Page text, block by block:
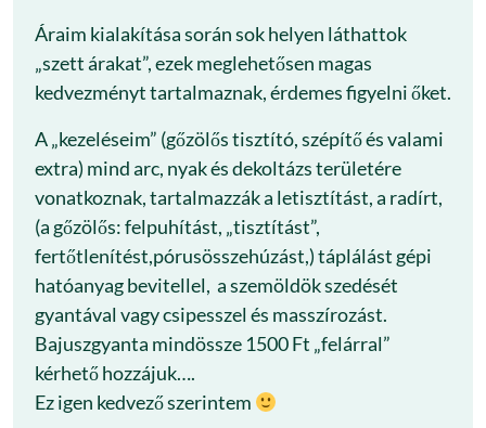
Áraim kialakítása során sok helyen láthattok
„szett árakat”, ezek meglehetősen magas
kedvezményt tartalmaznak, érdemes figyelni őket.
A „kezeléseim” (gőzölős tisztító, szépítő és valami
extra) mind arc, nyak és dekoltázs területére
vonatkoznak, tartalmazzák a letisztítást, a radírt,
(a gőzölős: felpuhítást, „tisztítást”,
fertőtlenítést,pórusösszehúzást,) táplálást gépi
hatóanyag bevitellel, a szemöldök szedését
gyantával vagy csipesszel és masszírozást.
Bajuszgyanta mindössze 1500 Ft „felárral”
kérhető hozzájuk….
Ez igen kedvező szerintem